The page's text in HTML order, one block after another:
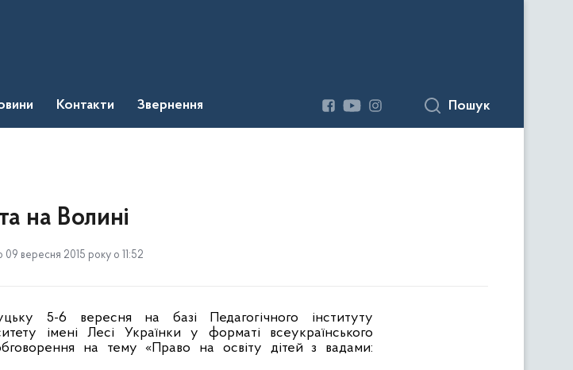
Контакти Звернення Пошук
на Волині
09 вересня 2015 року о 11:52
5-6 вересня на базі Педагогічного інституту
імені Лесі Українки у форматі всеукраїнського
на тему «Право на освіту дітей з вадами: